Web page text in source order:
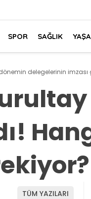
SPOR SAĞLIK
delegelerinin imzası
TÜM YAZILARI